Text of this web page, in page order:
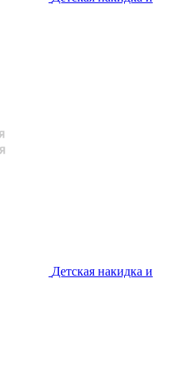
Детская накидка и